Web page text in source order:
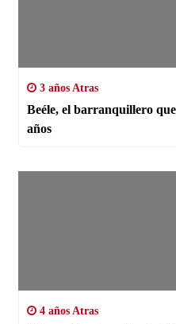
3 años Atras
Beéle, el barranquillero
años
4 años Atras